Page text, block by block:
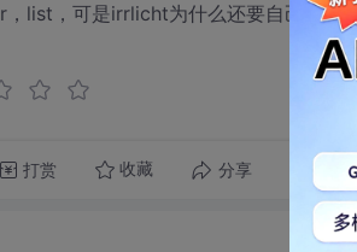
list，可是irrlicht为什么还要自己写一个
打赏 收藏 分享 转发